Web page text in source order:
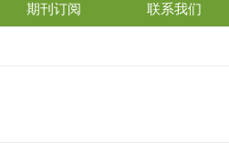
期刊订阅 联系我们